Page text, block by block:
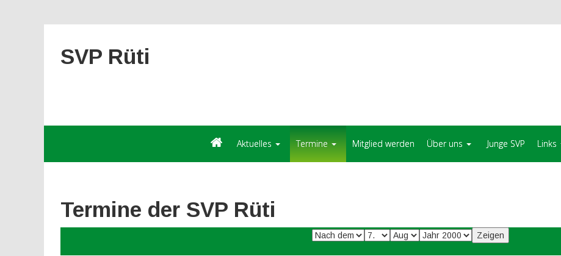
SVP Rüti
Aktuelles Termine Mitglied werden Über uns Junge SVP Links
Termine der SVP Rüti